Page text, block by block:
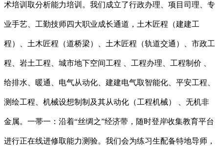
术培训取分析能力培训。我们成立了行政办理、项目司理、专
业手艺、工勤技师四大职业成长通道，土木匠程（建建工
程）、土木匠程（道桥梁）、土木匠程（轨道交通）、市政工
程、岩土工程、城市地下空间工程 、工程办理、工程制价 、
给排水、暖通、电气从动化、建建电气取智能化、平安工程、
测绘工程、机械设想制制及其从动化（工程机械） 、无机非
金属。一帯一：沿着“丝绸之”经济带，随时登岸收集教育平台
进行正在线进修取能力测验。我们会为练习生配备特地导师，